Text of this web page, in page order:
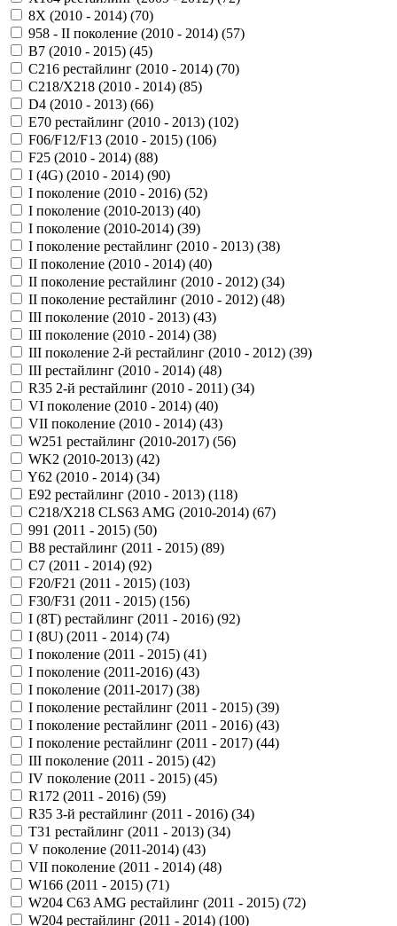
8X (2010 - 2014) (70)
958 - II поколение (2010 - 2014) (57)
B7 (2010 - 2015) (45)
C216 рестайлинг (2010 - 2014) (70)
C218/X218 (2010 - 2014) (85)
D4 (2010 - 2013) (66)
E70 рестайлинг (2010 - 2013) (102)
F06/F12/F13 (2010 - 2015) (106)
F25 (2010 - 2014) (88)
I (4G) (2010 - 2014) (90)
I поколение (2010 - 2016) (52)
I поколение (2010-2013) (40)
I поколение (2010-2014) (39)
I поколение рестайлинг (2010 - 2013) (38)
II поколение (2010 - 2014) (40)
II поколение рестайлинг (2010 - 2012) (34)
II поколение рестайлинг (2010 - 2012) (48)
III поколение (2010 - 2013) (43)
III поколение (2010 - 2014) (38)
III поколение 2-й рестайлинг (2010 - 2012) (39)
III рестайлинг (2010 - 2014) (48)
R35 2-й рестайлинг (2010 - 2011) (34)
VI поколение (2010 - 2014) (40)
VII поколение (2010 - 2014) (43)
W251 рестайлинг (2010-2017) (56)
WK2 (2010-2013) (42)
Y62 (2010 - 2014) (34)
Е92 рестайлинг (2010 - 2013) (118)
С218/X218 CLS63 AMG (2010-2014) (67)
991 (2011 - 2015) (50)
B8 рестайлинг (2011 - 2015) (89)
C7 (2011 - 2014) (92)
F20/F21 (2011 - 2015) (103)
F30/F31 (2011 - 2015) (156)
I (8T) рестайлинг (2011 - 2016) (92)
I (8U) (2011 - 2014) (74)
I поколение (2011 - 2015) (41)
I поколение (2011-2016) (43)
I поколение (2011-2017) (38)
I поколение рестайлинг (2011 - 2015) (39)
I поколение рестайлинг (2011 - 2016) (43)
I поколение рестайлинг (2011 - 2017) (44)
III поколение (2011 - 2015) (42)
IV поколение (2011 - 2015) (45)
R172 (2011 - 2016) (59)
R35 3-й рестайлинг (2011 - 2016) (34)
T31 рестайлинг (2011 - 2013) (34)
V поколение (2011-2014) (43)
VII поколение (2011 - 2014) (48)
W166 (2011 - 2015) (71)
W204 C63 AMG рестайлинг (2011 - 2015) (72)
W204 рестайлинг (2011 - 2014) (100)